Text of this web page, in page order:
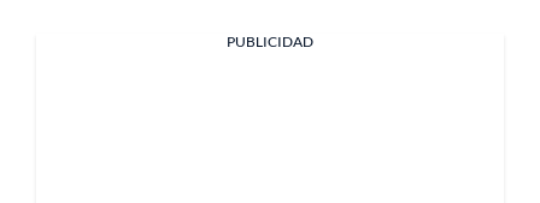
PUBLICIDAD